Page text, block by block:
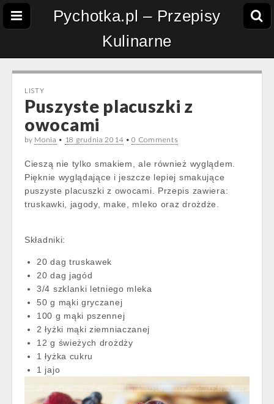
Pychotka.pl – Przepisy
Kulinarne
LISTY
Puszyste placuszki z
owocami
by Monia • 18 grudnia 2014 •0 Comments
Cieszą nie tylko smakiem, ale również wyglądem.
Pięknie wyglądające i jeszcze lepiej smakujące
puszyste placuszki z owocami. Przepis zawiera:
truskawki, jagody, make, mleko oraz drożdże.
Składniki:
20 dag truskawek
20 dag jagód
3/4 szklanki letniego mleka
50 g mąki gryczanej
100 g mąki pszennej
2 łyżki mąki ziemniaczanej
12 g świeżych drożdży
1 łyżka cukru
1 jajo